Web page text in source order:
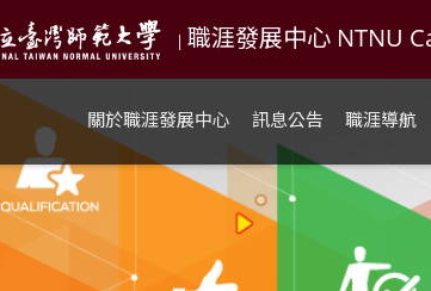
| 職涯發展中心 NTNU
關於職涯發展中心 訊息公告 職涯導航